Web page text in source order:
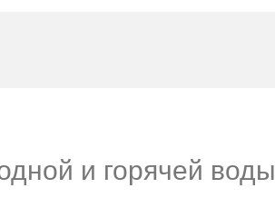
и горячей воды